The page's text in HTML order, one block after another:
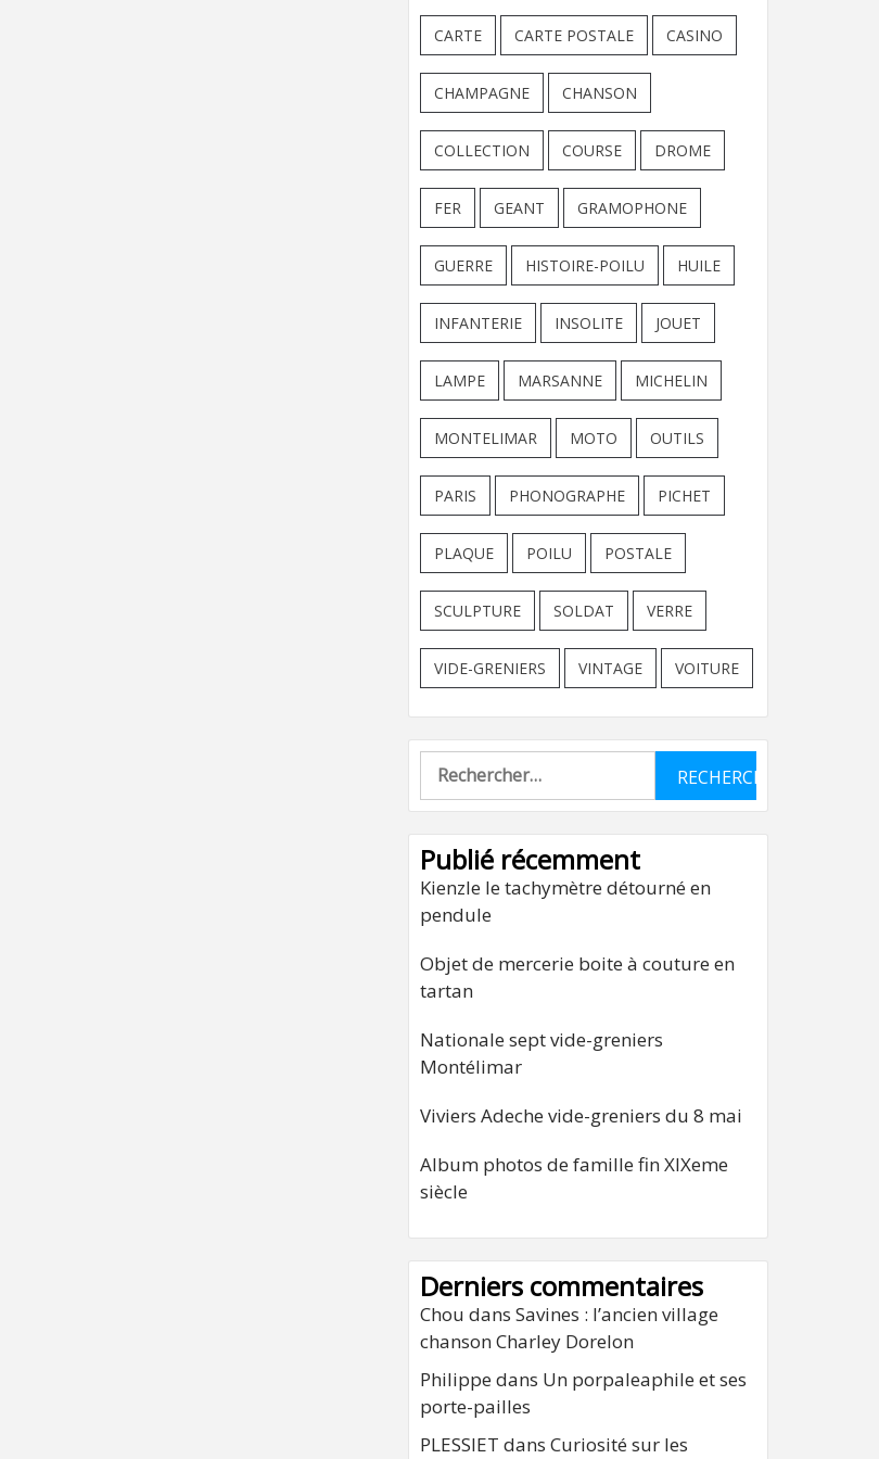
CARTE CARTE POSTALE CASINO
CHAMPAGNE CHANSON
COLLECTION COURSE DROME
FER GEANT GRAMOPHONE
GUERRE HISTOIRE-POILU HUILE
INFANTERIE INSOLITE JOUET
LAMPE MARSANNE MICHELIN
MONTELIMAR MOTO OUTILS
PARIS PHONOGRAPHE PICHET
PLAQUE POILU POSTALE
SCULPTURE SOLDAT VERRE
VIDE-GRENIERS VINTAGE VOITURE
Rechercher :
Publié récemment
Kienzle le tachymètre détourné en
pendule
Objet de mercerie boite à couture en
tartan
Nationale sept vide-greniers
Montélimar
Viviers Adeche vide-greniers du 8 mai
Album photos de famille fin XIXeme
siècle
Derniers commentaires
Chou dans Savines : l’ancien village
chanson Charley Dorelon
Philippe dans Un porpaleaphile et ses
porte-pailles
PLESSIET dans Curiosité sur les